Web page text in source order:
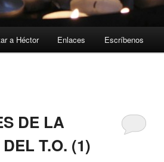
a Héctor Enlaces Escríbenos
DE LA
T.O. (1)